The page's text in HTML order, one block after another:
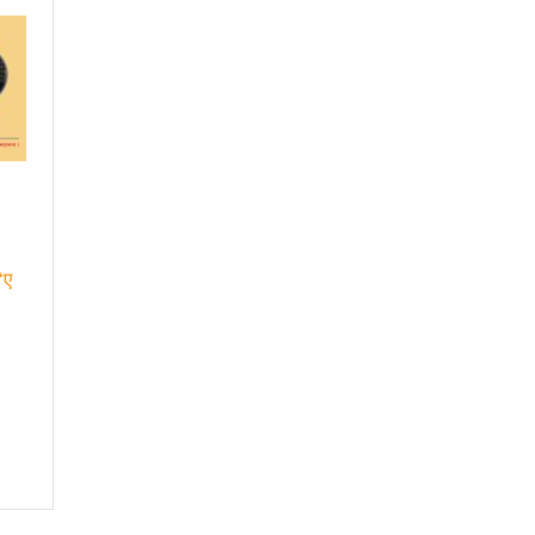
रक्षा गर्ने संकल्प गर्नुपर्छ : उड्डयनमन्त्री तामाङ
सभामा जवाफ दिन गृहमन्त्रीलाई अध्यक्षको निर्देशन
राष्ट्रिय क्रिकेटको उपाधि बैतडीलाई